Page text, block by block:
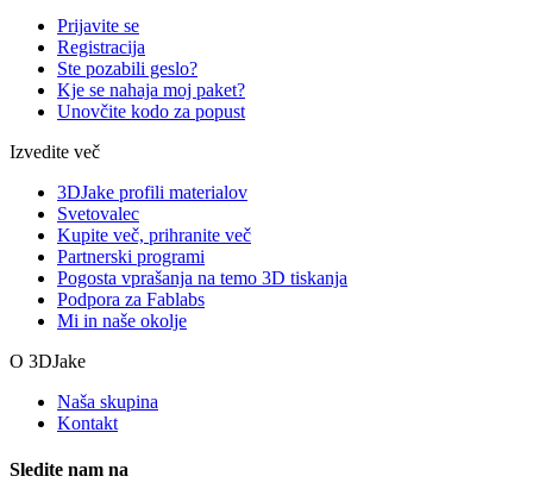
Prijavite se
Registracija
Ste pozabili geslo?
Kje se nahaja moj paket?
Unovčite kodo za popust
Izvedite več
3DJake profili materialov
Svetovalec
Kupite več, prihranite več
Partnerski programi
Pogosta vprašanja na temo 3D tiskanja
Podpora za Fablabs
Mi in naše okolje
O 3DJake
Naša skupina
Kontakt
Sledite nam na